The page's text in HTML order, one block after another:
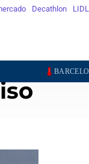
Decathlon LIDL
GIRONA28,5°